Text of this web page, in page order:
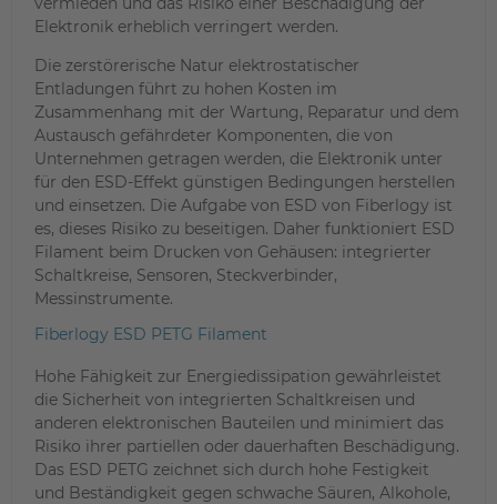
Elektronik erheblich verringert werden.
Die zerstörerische Natur elektrostatischer
Entladungen führt zu hohen Kosten im
Zusammenhang mit der Wartung, Reparatur und dem
Austausch gefährdeter Komponenten, die von
Unternehmen getragen werden, die Elektronik unter
für den ESD-Effekt günstigen Bedingungen herstellen
und einsetzen. Die Aufgabe von ESD von Fiberlogy ist
es, dieses Risiko zu beseitigen. Daher funktioniert ESD
Filament beim Drucken von Gehäusen: integrierter
Schaltkreise, Sensoren, Steckverbinder,
Messinstrumente.
Fiberlogy ESD PETG Filament
Hohe Fähigkeit zur Energiedissipation gewährleistet
die Sicherheit von integrierten Schaltkreisen und
anderen elektronischen Bauteilen und minimiert das
Risiko ihrer partiellen oder dauerhaften Beschädigung.
Das ESD PETG zeichnet sich durch hohe Festigkeit
und Beständigkeit gegen schwache Säuren, Alkohole,